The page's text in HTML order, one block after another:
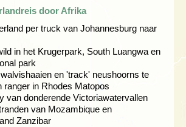
door Afrika
per truck van Johannesburg naar
in het Krugerpark, South Luangwa en
park
en 'track' neushoorns te
ranger in Rhodes Matopos
van donderende Victoriawatervallen
van Mozambique en
Zanzibar